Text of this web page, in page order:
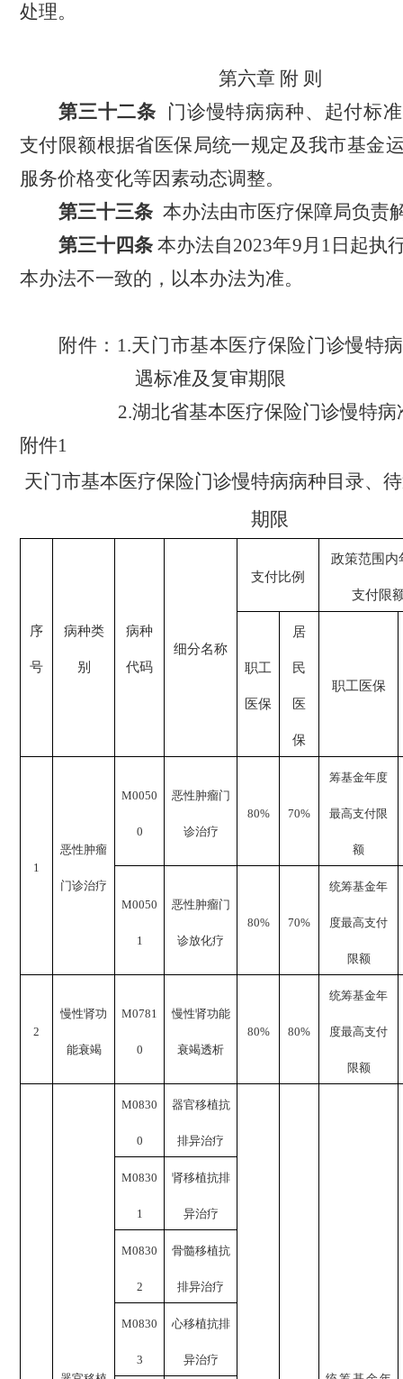
处理。
第六章 附 则
第三十二条 门诊慢特病病种、 起付标准
支付限额根据省医保局统一规定及我市基金
服务价格变化等因素动态调整。
第三十三条 本办法由市医疗保障局负责
第三十 四条 本办法自2023年9月1日起执
本办法不一致的，以本办法为准。
附件 ： 1.天门市基本医疗保险门诊慢特
遇标准及复审期限
2.湖北省基本医疗保险门诊慢特病
附件1
天门市基本医疗保险门诊慢特病病种目录、
期限
序
号
病种类
别
病种
代码
细分名称
支付比例
政策范围内
支付限
职工
医保
居
民
医
保
职工医保
1
恶性肿瘤
门诊治疗
M0050
0
恶性肿瘤门
诊治疗
80% 70%
筹基金年度
最高支付限
额
M0050
1
恶性肿瘤门
诊放化疗
80% 70%
统筹基金年
度最高支付
限额
2
慢性肾功
能衰竭
M0781
0
慢性肾功能
衰竭透析
80% 80%
统筹基金年
度最高支付
限额
M0830
0
器官移植抗
排异治疗
M0830
1
肾移植抗排
异治疗
M0830
2
骨髓移植抗
排异治疗
M0830
3
心移植抗排
异治疗